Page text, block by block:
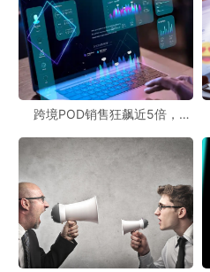
跨境POD销售狂飙近5倍，